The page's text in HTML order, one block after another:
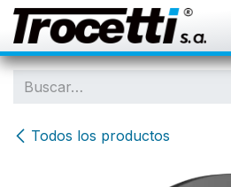
IR AL CONTENIDO
Todos los productos